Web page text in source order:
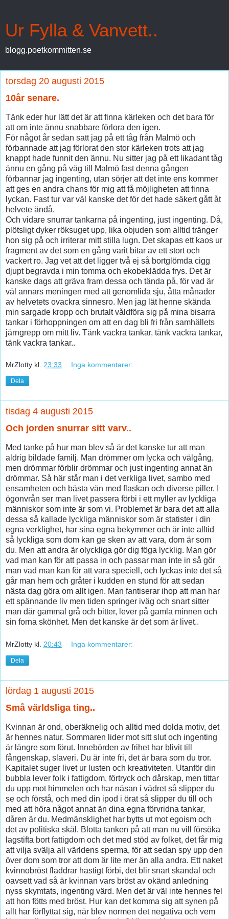
Ur Fylla & Vanvett..
blogg.poetkommitten.se
torsdag 20 augusti 2015
10år senare.
Tänk eder hur lätt det är att finna kärleken och det bara för
att om inte ännu snabbare förlora den igen.
För något år sedan satt jag på ett tåg från Malmö och
förbannade att jag förlorat den stor kärleken trots att jag
knappt hade funnit den ännu. Nu sitter jag på ett likadant tåg
ännu en gång på väg till Malmö fast denna gången
förbannar jag ingenting, utan sörjer att det inte ens kommer
att ges en andra chans för mig att få möjligheten att finna
lyckan. Fast tur var väl kanske det för det hade säkert gått åt
helvete ändå.
Och vidare snurrar tankarna på ingenting, just ingenting. Då,
plötsligt dyker röksuget upp, lika objuden som alltid tränger
hon sig på och irriterar mitt stilla lugn. Det skapas ett kaos ur
fragment av det som en gång varit bitar av ett stort och
vackert ro. Jag vet att det ligger två ej så bortglömda cigg
djupt begravda i min tomma och ekobeklädda frys. Det är
kanske dags att gräva fram dessa och tända på, för vad är
väl annars meningen med att genomlida sju, åtta månader
av helvetets ovackra sinnesro. Men jag lät henne skända
min sargade kropp och brutalt våldföra sig på mina bisarra
tankar i förhoppningen om att en dag bli fri från samhällets
järngrepp om mitt liv. Tänk vackra tankar, tänk vackra tankar,
tänk vackra tankar..
MrZlotty kl. 23:33 Inga kommentarer:
Dela
tisdag 4 augusti 2015
Och jorden snurrar sitt varv..
Med tanke på hur man blev så är det kanske tur att man
aldrig bildade familj. Man drömmer om lycka och välgång,
men drömmar förblir drömmar och just ingenting annat än
drömmar. Så här står man i det verkliga livet, sambo med
ensamheten och bästa vän med flaskan och diverse piller. I
ögonvrån ser man livet passera förbi i ett myller av lyckliga
människor som inte är som vi. Problemet är bara det att alla
dessa så kallade lyckliga människor som är statister i din
egna verklighet, har sina egna bekymmer och är inte alltid
så lyckliga som dom kan ge sken av att vara, dom är som
du. Men att andra är olyckliga gör dig föga lycklig. Man gör
vad man kan för att passa in och passar man inte in så gör
man vad man kan för att vara speciell, och lyckas inte det så
går man hem och gråter i kudden en stund för att sedan
nästa dag göra om allt igen. Man fantiserar ihop att man har
ett spännande liv men tiden springer iväg och snart sitter
man där gammal grå och bitter, lever på gamla minnen och
sin forna skönhet. Men det kanske är det som är livet..
MrZlotty kl. 20:43 Inga kommentarer:
Dela
lördag 1 augusti 2015
Små världsliga ting..
Kvinnan är ond, oberäknelig och alltid med dolda motiv, det
är hennes natur. Sommaren lider mot sitt slut och ingenting
är längre som förut. Innebörden av frihet har blivit till
fångenskap, slaveri. Du är inte fri, det är bara som du tror.
Kapitalet suger livet ur lusten och kreativiteten. Utanför din
bubbla lever folk i fattigdom, förtryck och dårskap, men tittar
du upp mot himmelen och har näsan i vädret så slipper du
se och förstå, och med din ipod i örat så slipper du till och
med att höra något annat än dina egna förvridna tankar,
dåren är du. Medmänsklighet har bytts ut mot egoism och
det av politiska skäl. Blotta tanken på att man nu vill försöka
lagstifta bort fattigdom och det med stöd av folket, det får mig
att vilja svälja all världens sperma, för att sedan spy upp den
över dom som tror att dom är lite mer än alla andra. Ett naket
kvinnobröst fladdrar hastigt förbi, det blir snart skandal och
oavsett vad så är kvinnan vars bröst av okänd anledning
nyss skymtats, ingenting värd. Men det är väl inte hennes fel
att hon fötts med bröst. Hur kan det komma sig att synen på
allt har förflyttat sig, när blev normen det negativa och vem